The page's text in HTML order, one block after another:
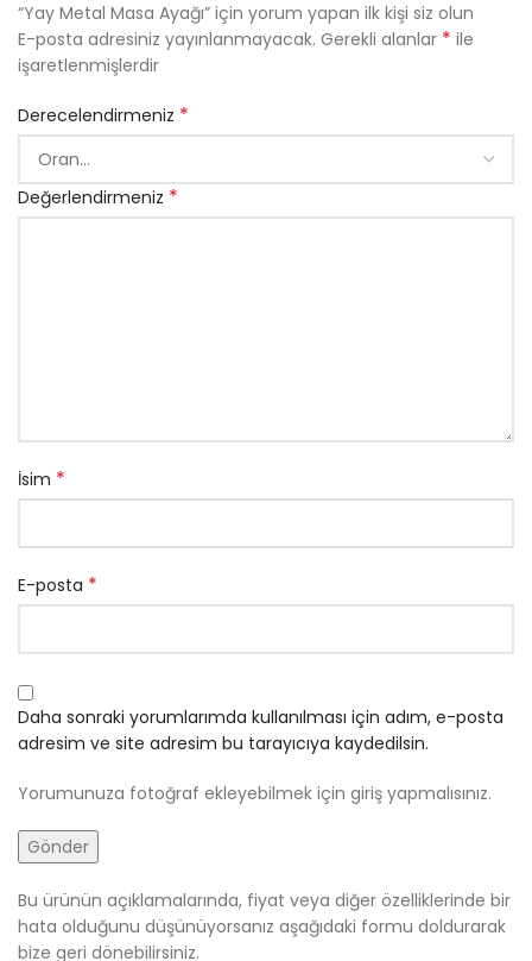
“Yay Metal Masa Ayağı” için yorum yapan ilk kişi siz olun
E-posta adresiniz yayınlanmayacak. Gerekli alanlar * ile
işaretlenmişlerdir
Derecelendirmeniz *
Değerlendirmeniz *
İsim *
E-posta *
Daha sonraki yorumlarımda kullanılması için adım, e-posta
adresim ve site adresim bu tarayıcıya kaydedilsin.
Yorumunuza fotoğraf ekleyebilmek için giriş yapmalısınız.
Bu ürünün açıklamalarında, fiyat veya diğer özelliklerinde bir
hata olduğunu düşünüyorsanız aşağıdaki formu doldurarak
bize geri dönebilirsiniz.